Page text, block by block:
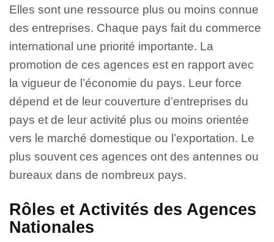
Elles sont une ressource plus ou moins connue
des entreprises. Chaque pays fait du commerce
international une priorité importante. La
promotion de ces agences est en rapport avec
la vigueur de l’économie du pays. Leur force
dépend et de leur couverture d’entreprises du
pays et de leur activité plus ou moins orientée
vers le marché domestique ou l’exportation. Le
plus souvent ces agences ont des antennes ou
bureaux dans de nombreux pays.
Rôles et Activités des Agences
Nationales